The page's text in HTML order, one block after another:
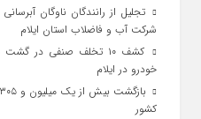
شرکت آب و فاضلاب استان ایلام
کشف ۱۰ تخلف صنفی در
خودرو در ایلام
کشور